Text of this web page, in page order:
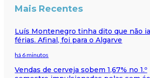
Mais Recentes
Luís Montenegro tinha dito que não
férias. Afinal, foi para o Algarve
há 6 minutos
Vendas de cerveja sobem 1,67% no 1.º